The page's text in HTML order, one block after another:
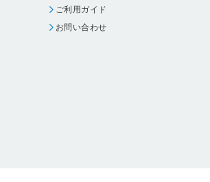
ご利用ガイド
お問い合わせ